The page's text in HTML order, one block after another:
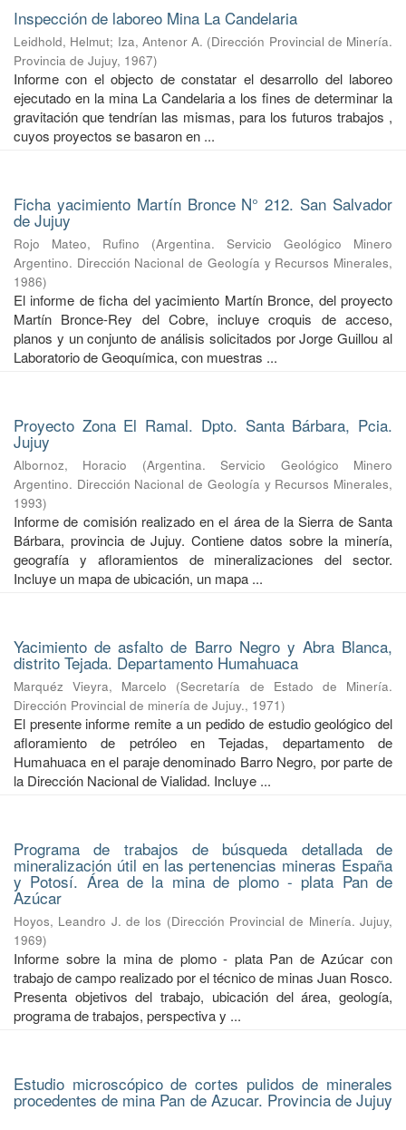
Inspección de laboreo Mina La Candelaria
Leidhold, Helmut; Iza, Antenor A. (Dirección Provincial de Minería.
Provincia de Jujuy, 1967)
Informe con el objecto de constatar el desarrollo del laboreo
ejecutado en la mina La Candelaria a los fines de determinar la
gravitación que tendrían las mismas, para los futuros trabajos ,
cuyos proyectos se basaron en ...
Ficha yacimiento Martín Bronce N° 212. San Salvador
de Jujuy
Rojo Mateo, Rufino (Argentina. Servicio Geológico Minero
Argentino. Dirección Nacional de Geología y Recursos Minerales,
1986)
El informe de ficha del yacimiento Martín Bronce, del proyecto
Martín Bronce-Rey del Cobre, incluye croquis de acceso,
planos y un conjunto de análisis solicitados por Jorge Guillou al
Laboratorio de Geoquímica, con muestras ...
Proyecto Zona El Ramal. Dpto. Santa Bárbara, Pcia.
Jujuy
Albornoz, Horacio (Argentina. Servicio Geológico Minero
Argentino. Dirección Nacional de Geología y Recursos Minerales,
1993)
Informe de comisión realizado en el área de la Sierra de Santa
Bárbara, provincia de Jujuy. Contiene datos sobre la minería,
geografía y afloramientos de mineralizaciones del sector.
Incluye un mapa de ubicación, un mapa ...
Yacimiento de asfalto de Barro Negro y Abra Blanca,
distrito Tejada. Departamento Humahuaca
Marquéz Vieyra, Marcelo (Secretaría de Estado de Minería.
Dirección Provincial de minería de Jujuy., 1971)
El presente informe remite a un pedido de estudio geológico del
afloramiento de petróleo en Tejadas, departamento de
Humahuaca en el paraje denominado Barro Negro, por parte de
la Dirección Nacional de Vialidad. Incluye ...
Programa de trabajos de búsqueda detallada de
mineralización útil en las pertenencias mineras España
y Potosí. Área de la mina de plomo - plata Pan de
Azúcar
Hoyos, Leandro J. de los (Dirección Provincial de Minería. Jujuy,
1969)
Informe sobre la mina de plomo - plata Pan de Azúcar con
trabajo de campo realizado por el técnico de minas Juan Rosco.
Presenta objetivos del trabajo, ubicación del área, geología,
programa de trabajos, perspectiva y ...
Estudio microscópico de cortes pulidos de minerales
procedentes de mina Pan de Azucar. Provincia de Jujuy